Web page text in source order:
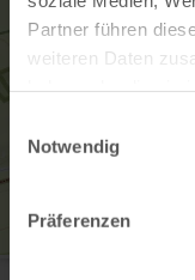
Partner führen
weiteren Daten
Notwendig
Präferenzen